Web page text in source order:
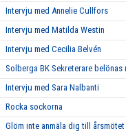
Intervju med Annelie Cullfors
Intervju med Matilda Westin
Intervju med Cecilia Belvén
Solberga BK Sekreterare belönas
Intervju med Sara Nalbanti
Rocka sockorna
Glöm inte anmäla dig till årsmötet